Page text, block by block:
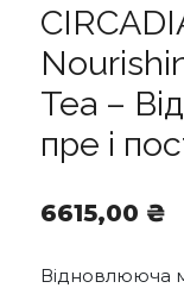
Tea –
пре і
6615,00 ₴
Відновлююча